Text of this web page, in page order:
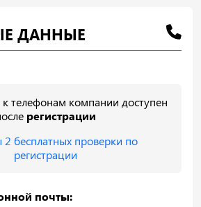
ДАННЫЕ
телефонам компании доступен
регистрации
бесплатных проверки по
регистрации
почты: